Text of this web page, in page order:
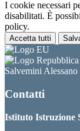
I cookie necessari
disabilitati. È
policy.
Accetta tutti
Salvemini Alessano
Contatti
Istituto Istruzione